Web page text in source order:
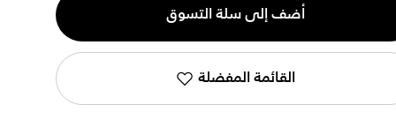
أضف إلى سلة التسوق
القائمة المفضلة